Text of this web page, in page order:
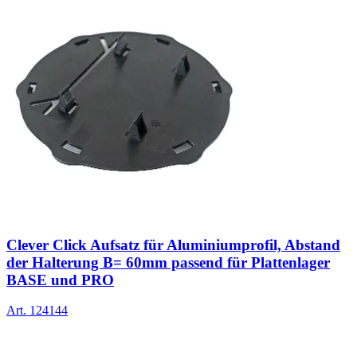
Clever Click Aufsatz für Aluminiumprofil, Abstand
der Halterung B= 60mm passend für Plattenlager
BASE und PRO
Art. 124144